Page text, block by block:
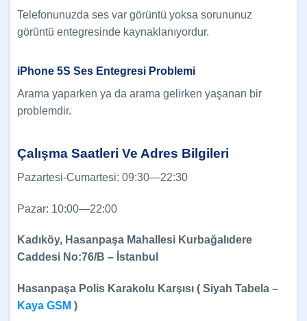
Telefonunuzda ses var görüntü yoksa sorununuz
görüntü entegresinde kaynaklanıyordur.
iPhone 5S Ses Entegresi Problemi
Arama yaparken ya da arama gelirken yaşanan bir
problemdir.
Çalışma Saatleri Ve Adres Bilgileri
Pazartesi-Cumartesi: 09:30—22:30
Pazar: 10:00—22:00
Kadıköy, Hasanpaşa Mahallesi Kurbağalıdere
Caddesi No:76/B – İstanbul
Hasanpaşa Polis Karakolu Karşısı ( Siyah Tabela –
Kaya GSM )